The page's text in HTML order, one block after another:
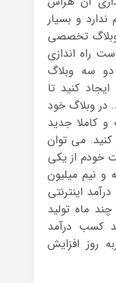
و بسیار
تخصصی
راه اندازی
سه وبلاگ
کنید تا
در وبلاگ خود
کاملا جدید
کنید. می توان
خودم از یکی
و نیم میلیون
اینترنتی
ماه تولید
کسب درآمد
روز افزایش